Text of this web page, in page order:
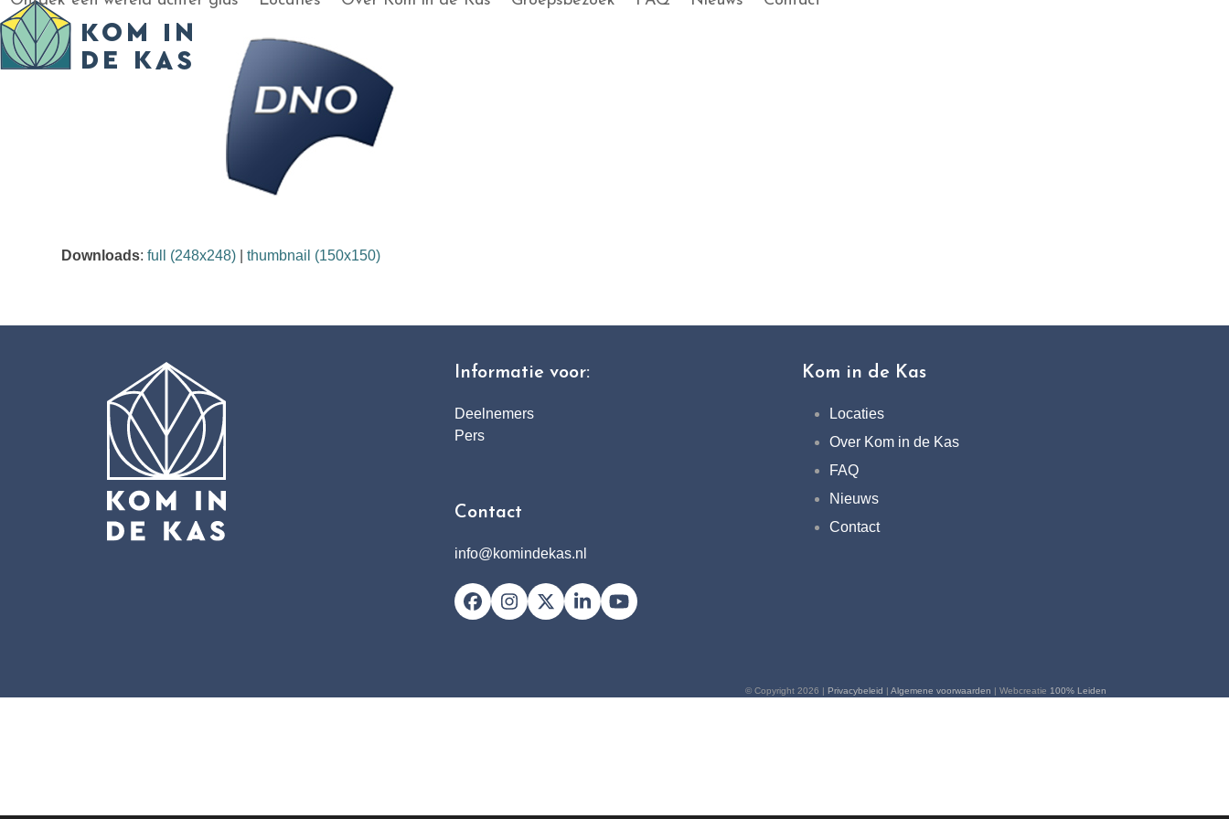
Skip
to
content
Downloads:full (248x248) |thumbnail (150x150)
Informatie voor:
Deelnemers
Pers
Contact
info@komindekas.nl
Facebook
Instagram
X LinkedInYouTube
Kom in de Kas
Locaties
Over Kom in de Kas
FAQ
Nieuws
Contact
© Copyright 2026 | Privacybeleid | Algemene voorwaarden | Webcreatie 100% Leiden